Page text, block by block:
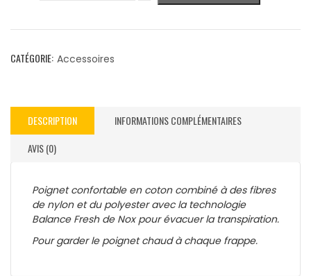
CATÉGORIE: Accessoires
DESCRIPTION
INFORMATIONS COMPLÉMENTAIRES
AVIS (0)
Poignet confortable en coton combiné à des fibres
de nylon et du polyester avec la technologie
Balance Fresh de Nox pour évacuer la transpiration.
Pour garder le poignet chaud à chaque frappe.